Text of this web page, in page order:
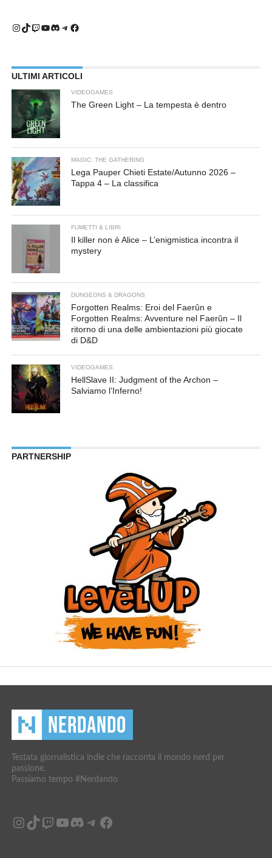
Instagram
TikTok
Twitch
YouTube
Discord
Telegram
Facebook
ULTIMI ARTICOLI
VIDEOGAMES
The Green Light – La tempesta è dentro
MAGIC: THE GATHERING
Lega Pauper Chieti Estate/Autunno 2026 –
Tappa 4 – La classifica
FUMETTI & LIBRI
Il killer non è Alice – L’enigmistica incontra il
mystery
DUNGEONS & DRAGONS
Forgotten Realms: Eroi del Faerûn e
Forgotten Realms: Avventure nel Faerûn – Il
ritorno di una delle ambientazioni più giocate
di D&D
VIDEOGAMES
HellSlave II: Judgment of the Archon –
Salviamo l’Inferno!
PARTNERSHIP
Testata giornalistica indie che racconta il mondo nerd per
passione.
Passiamo tempo #Nerdando
Instagram
TikTok
Twitch
YouTube
Discord
Telegram
Facebook